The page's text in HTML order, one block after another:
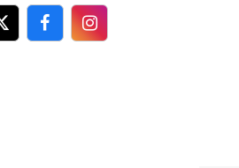
TwitterFacebookFacebook